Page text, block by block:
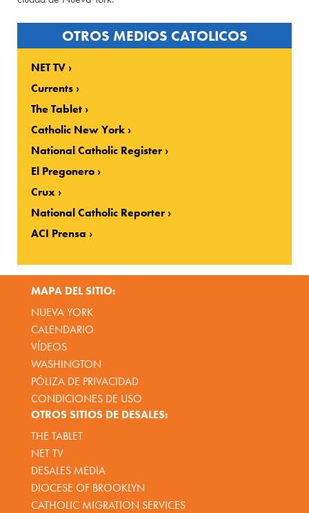
OTROS MEDIOS CATOLICOS
NET TV
Currents
The Tablet
Catholic New York
National Catholic Register
El Pregonero
Crux
National Catholic Reporter
ACI Prensa
MAPA DEL SITIO:
NUEVA YORK
CALENDARIO
VÍDEOS
WASHINGTON
PÓLIZA DE PRIVACIDAD
CONDICIONES DE USO
OTROS SITIOS DE DESALES:
THE TABLET
NET TV
DESALES MEDIA
DIOCESE OF BROOKLYN
CATHOLIC MIGRATION SERVICES